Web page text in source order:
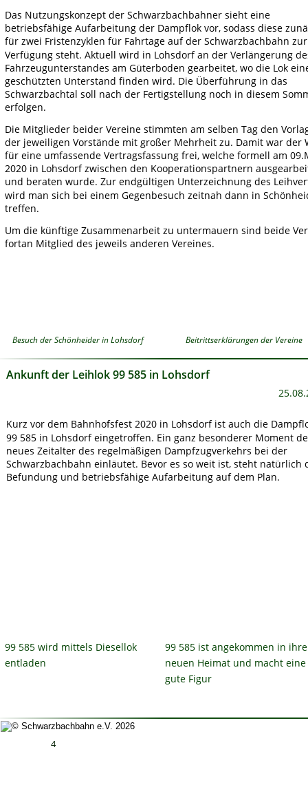
Das Nutzungskonzept der Schwarzbachbahner sieht eine
betriebsfähige Aufarbeitung der Dampflok vor, sodass diese
für zwei Fristenzyklen für Fahrtage auf der Schwarzbachbahn
Verfügung steht. Aktuell wird in Lohsdorf an der Verlängerung
Fahrzeugunterstandes am Güterboden gearbeitet, wo die Lok
geschützten Unterstand finden wird. Die Überführung in das
Schwarzbachtal soll nach der Fertigstellung noch in diesem
erfolgen.
Die Mitglieder beider Vereine stimmten am selben Tag den
der jeweiligen Vorstände mit großer Mehrheit zu. Damit war der
für eine umfassende Vertragsfassung frei, welche formell am
2020 in Lohsdorf zwischen den Kooperationspartnern
und beraten wurde. Zur endgültigen Unterzeichnung des
wird man sich bei einem Gegenbesuch zeitnah dann in
treffen.
Um die künftige Zusammenarbeit zu untermauern sind beide
fortan Mitglied des jeweils anderen Vereines.
Besuch der Schönheider in Lohsdorf Beitrittserklärungen der Vereine
Ankunft der Leihlok 99 585 in Lohsdorf
Kurz vor dem Bahnhofsfest 2020 in Lohsdorf ist auch die
99 585 in Lohsdorf eingetroffen. Ein ganz besonderer Moment
neues Zeitalter des regelmäßigen Dampfzugverkehrs bei der
Schwarzbachbahn einläutet. Bevor es so weit ist, steht natürlich
Befundung und betriebsfähige Aufarbeitung auf dem Plan.
99 585 wird mittels Diesellok
entladen
99 585 ist angekommen in
neuen Heimat und macht eine
gute Figur
4